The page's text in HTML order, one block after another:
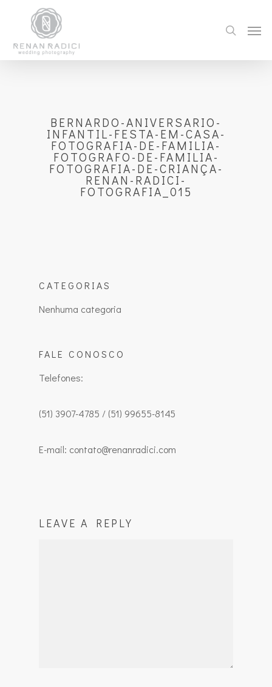
BERNARDO-ANIVERSARIO-
INFANTIL-FESTA-EM-CASA-
FOTOGRAFIA-DE-FAMILIA-
FOTOGRAFO-DE-FAMILIA-
FOTOGRAFIA-DE-CRIANÇA-
RENAN-RADICI-
FOTOGRAFIA_015
CATEGORIAS
Nenhuma categoria
FALE CONOSCO
Telefones:
(51) 3907-4785 / (51) 99655-8145
E-mail: contato@renanradici.com
LEAVE A REPLY